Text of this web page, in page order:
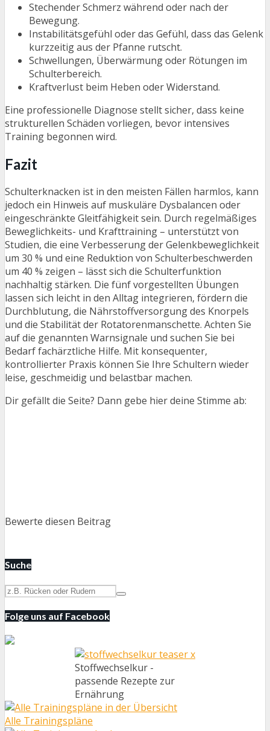
Stechender Schmerz während oder nach der
Bewegung.
Instabilitätsgefühl oder das Gefühl, dass das Gelenk
kurzzeitig aus der Pfanne rutscht.
Schwellungen, Überwärmung oder Rötungen im
Schulterbereich.
Kraftverlust beim Heben oder Widerstand.
Eine professionelle Diagnose stellt sicher, dass keine
strukturellen Schäden vorliegen, bevor intensives
Training begonnen wird.
Fazit
Schulterknacken ist in den meisten Fällen harmlos, kann
jedoch ein Hinweis auf muskuläre Dysbalancen oder
eingeschränkte Gleitfähigkeit sein. Durch regelmäßiges
Beweglichkeits- und Krafttraining – unterstützt von
Studien, die eine Verbesserung der Gelenkbeweglichkeit
um 30 % und eine Reduktion von Schulterbeschwerden
um 40 % zeigen – lässt sich die Schulterfunktion
nachhaltig stärken. Die fünf vorgestellten Übungen
lassen sich leicht in den Alltag integrieren, fördern die
Durchblutung, die Nährstoffversorgung des Knorpels
und die Stabilität der Rotatorenmanschette. Achten Sie
auf die genannten Warnsignale und suchen Sie bei
Bedarf fachärztliche Hilfe. Mit konsequenter,
kontrollierter Praxis können Sie Ihre Schultern wieder
leise, geschmeidig und belastbar machen.
Dir gefällt die Seite? Dann gebe hier deine Stimme ab:
Bewerte diesen Beitrag
Suche
Folge uns auf Facebook
Stoffwechselkur -
passende Rezepte zur
Ernährung
Alle Trainingspläne